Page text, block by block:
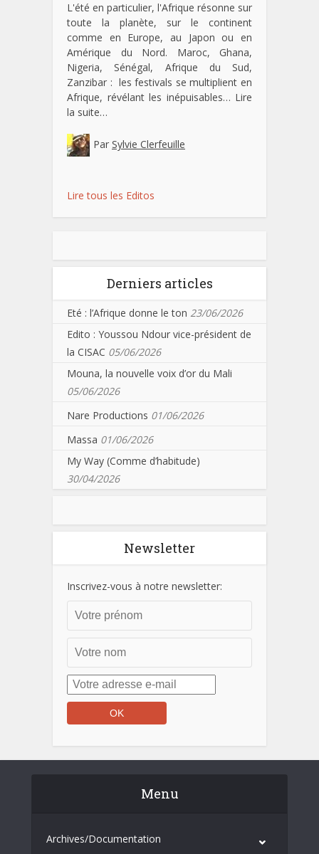
L'été en particulier, l'Afrique résonne sur
toute la planète, sur le continent
comme en Europe, au Japon ou en
Amérique du Nord. Maroc, Ghana,
Nigeria, Sénégal, Afrique du Sud,
Zanzibar : les festivals se multiplient en
Afrique, révélant les inépuisables… Lire
la suite…
Par Sylvie Clerfeuille
Lire tous les Editos
Derniers articles
Eté : l’Afrique donne le ton 23/06/2026
Edito : Youssou Ndour vice-président de
la CISAC 05/06/2026
Mouna, la nouvelle voix d’or du Mali
05/06/2026
Nare Productions 01/06/2026
Massa 01/06/2026
My Way (Comme d’habitude)
30/04/2026
Newsletter
Inscrivez-vous à notre newsletter:
Menu
Archives/Documentation